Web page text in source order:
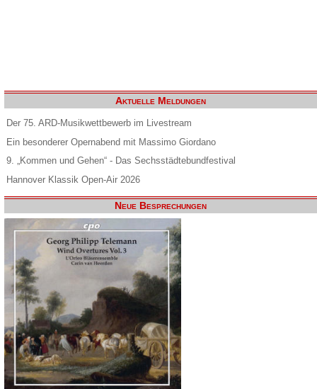
Aktuelle Meldungen
Der 75. ARD-Musikwettbewerb im Livestream
Ein besonderer Opernabend mit Massimo Giordano
9. „Kommen und Gehen“ - Das Sechsstädtebundfestival
Hannover Klassik Open-Air 2026
Neue Besprechungen